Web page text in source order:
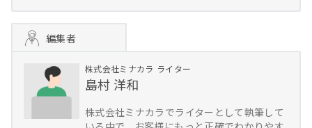
編集者
株式会社ミナカラ ライター
島村 洋和
株式会社ミナカラでライターとして執筆して